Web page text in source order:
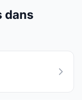
dans